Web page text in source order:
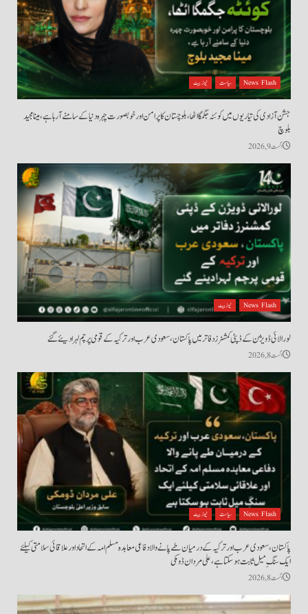
News Flash سیاست نیوز بیٹ
جشن آزادی کی تیاریوں میں کوئٹہ جگمگا اٹھا، بلوچستان کا پرامن اور خوبصورت چہرہ دنیا کے سامنے آ رہا ہے، مینا مجید
بلوچ
اگست 9, 2026
News Flash نیوز بیٹ
لورالائی ڈویژن کے ڈپٹی کمشنرز دفاتر میں پاکستان، سعودی عرب اور ترکیہ کے قومی پرچم لہرا دیئے گئے
اگست 8, 2026
News Flash سیاست نیوز بیٹ
پاکستان، سعودی عرب اور ترکیہ کے درمیان طے پانے والا دفاعی معاہدہ مسلم امہ کے اتحاد اور علاقائی سلامتی کیلئے
ایک سنگِ میل ثابت ہو سکتا ہے، علی مردان ڈومکی
اگست 8, 2026